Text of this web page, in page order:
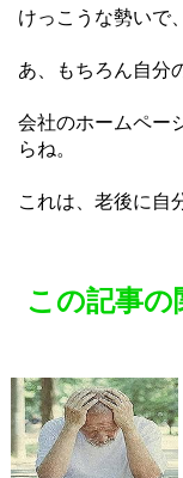
けっこうな勢いで
あ、もちろん自分
会社のホームペー
らね。
これは、老後に自
この記事の